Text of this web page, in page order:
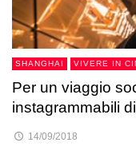
SHANGHAI VIVERE IN
Per un viaggio
instagrammabili
14/09/2018